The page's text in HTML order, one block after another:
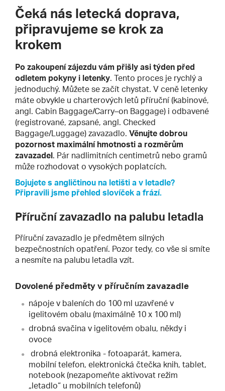
Čeká nás letecká doprava,
připravujeme se krok za
krokem
Po zakoupení zájezdu vám přišly asi týden před
odletem pokyny i letenky. Tento proces je rychlý a
jednoduchý. Můžete se začít chystat. V ceně letenky
máte obvykle u charterových letů příruční (kabinové,
angl. Cabin Baggage/Carry–on Baggage) i odbavené
(registrované, zapsané, angl. Checked
Baggage/Luggage) zavazadlo. Věnujte dobrou
pozornost maximální hmotnosti a rozměrům
zavazadel. Pár nadlimitních centimetrů nebo gramů
může rozhodovat o vysokých poplatcích.
Bojujete s angličtinou na letišti a v letadle?
Připravili jsme přehled slovíček a frází.
Příruční zavazadlo na palubu letadla
Příruční zavazadlo je předmětem silných
bezpečnostních opatření. Pozor tedy, co vše si smíte
a nesmíte na palubu letadla vzít.
Dovolené předměty v příručním zavazadle
nápoje v baleních do 100 ml uzavřené v
igelitovém obalu (maximálně 10 x 100 ml)
drobná svačina v igelitovém obalu, někdy i
ovoce
drobná elektronika - fotoaparát, kamera,
mobilní telefon, elektronická čtečka knih, tablet,
notebook (nezapomeňte aktivovat režim
„letadlo“ u mobilních telefonů)